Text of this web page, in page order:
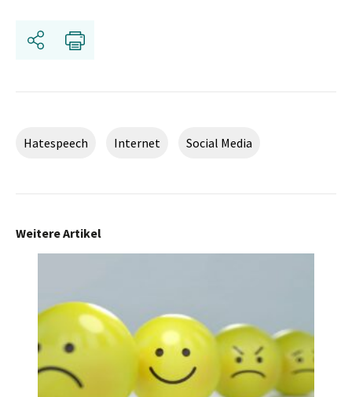
Teilen
Hatespeech Internet Social Media
Weitere Artikel